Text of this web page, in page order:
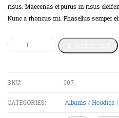
risus. Maecenas et purus in risus
Nunc a rhoncus mi. Phasellus semper
Quantity
SKU: 007.
CATEGORIES: Albums / Hoodies /